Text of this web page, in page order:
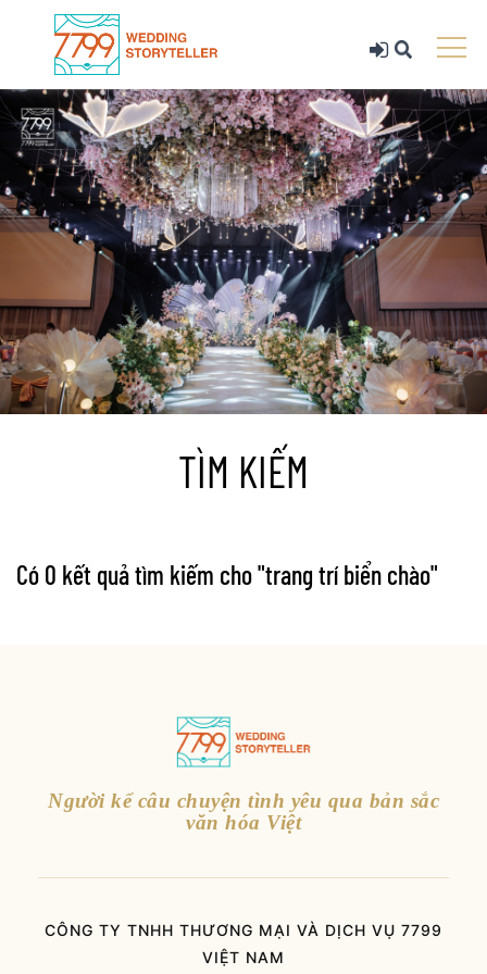
TÌM KIẾM
Có 0 kết quả tìm kiếm cho "trang trí biển chào"
Người kể câu chuyện tình yêu qua bản sắc
văn hóa Việt
CÔNG TY TNHH THƯƠNG MẠI VÀ DỊCH VỤ 7799
VIỆT NAM